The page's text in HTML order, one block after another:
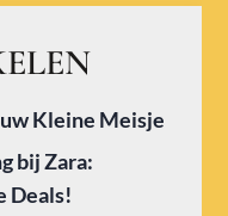
Kleine Meisje
bij Zara:
Deals!